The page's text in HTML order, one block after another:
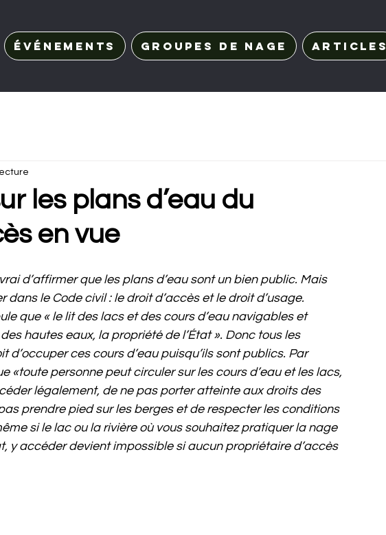
Événements Groupes de nage Articles
les plans d’eau du
en vue
d’affirmer que les plans d’eau sont un bien public. Mais
dans le Code civil : le droit d’accès et le droit d’usage.
que « le lit des lacs et des cours d’eau navigables et
hautes eaux, la propriété de l’État ». Donc tous les
d’occuper ces cours d’eau puisqu’ils sont publics. Par
«toute personne peut circuler sur les cours d’eau et les lacs,
légalement, de ne pas porter atteinte aux droits des
prendre pied sur les berges et de respecter les conditions
si le lac ou la rivière où vous souhaitez pratiquer la nage
y accéder devient impossible si aucun propriétaire d’accès